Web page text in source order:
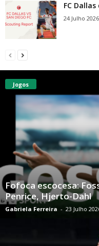
FC
24 Julho 2026
Jogos
Fofoca escocesa:
Penrice, Hjerto-Dahl
Gabriela Ferreira - 23 Julho